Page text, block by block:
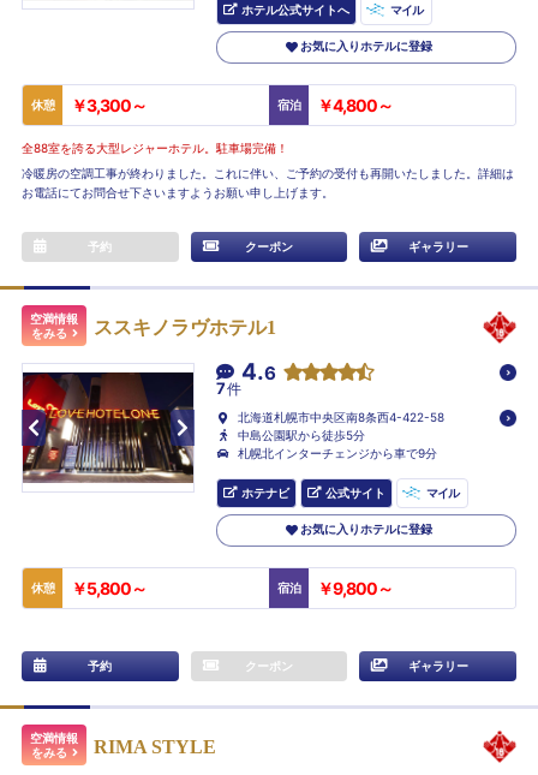
ホテル公式サイトへ マイル
お気に入りホテルに登録
休憩 ￥3,300～ 宿泊 ￥4,800～
全88室を誇る大型レジャーホテル。駐車場完備！
冷暖房の空調工事が終わりました。これに伴い、ご予約の受付も再開いたしました。詳細は
お電話にてお問合せ下さいますようお願い申し上げます。
予約 クーポン ギャラリー
空満情報
をみる
ススキノラヴホテル1
4.6
7件
北海道札幌市中央区南8条西4-422-58
中島公園駅から徒歩5分
札幌北インターチェンジから車で9分
ホテナビ 公式サイト マイル
お気に入りホテルに登録
休憩 ￥5,800～ 宿泊 ￥9,800～
予約 クーポン ギャラリー
空満情報
をみる
RIMA STYLE